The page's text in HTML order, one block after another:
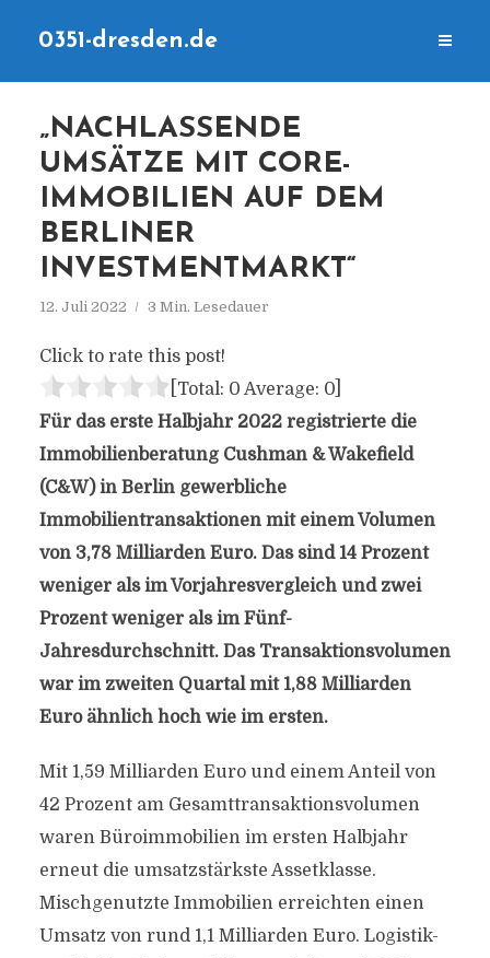
0351-dresden.de
„NACHLASSENDE
UMSÄTZE MIT CORE-
IMMOBILIEN AUF DEM
BERLINER
INVESTMENTMARKT“
12. Juli 2022 3 Min. Lesedauer
Click to rate this post!
[Total: 0 Average: 0]
Für das erste Halbjahr 2022 registrierte die
Immobilienberatung Cushman & Wakefield
(C&W) in Berlin gewerbliche
Immobilientransaktionen mit einem Volumen
von 3,78 Milliarden Euro. Das sind 14 Prozent
weniger als im Vorjahresvergleich und zwei
Prozent weniger als im Fünf-
Jahresdurchschnitt. Das Transaktionsvolumen
war im zweiten Quartal mit 1,88 Milliarden
Euro ähnlich hoch wie im ersten.
Mit 1,59 Milliarden Euro und einem Anteil von
42 Prozent am Gesamttransaktionsvolumen
waren Büroimmobilien im ersten Halbjahr
erneut die umsatzstärkste Assetklasse.
Mischgenutzte Immobilien erreichten einen
Umsatz von rund 1,1 Milliarden Euro. Logistik-